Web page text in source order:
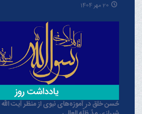
20 مهر 1404
حُسن خلق در آموزه‌های نبوی از منظر آیت